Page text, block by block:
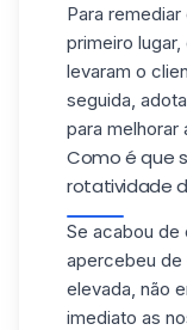
Para
primeiro
levaram o
seguida,
para
Como é que
rotatividade
Se acabou de
apercebeu
elevada, não
imediato as